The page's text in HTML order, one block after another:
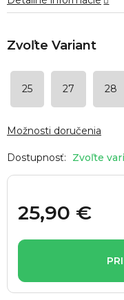
Zvoľte
25 27 28
Možnosti doručenia
25,90 €
cena: